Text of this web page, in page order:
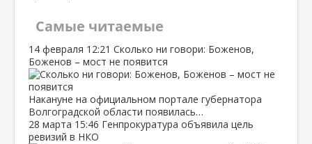
Самые читаемые
14 февраля 12:21 Сколько ни говори: Боженов,
Боженов – мост не появится
Накануне на официальном портале губернатора
Волгоградской области появилась…
28 марта 15:46 Генпрокуратура объявила цель
ревизий в НКО